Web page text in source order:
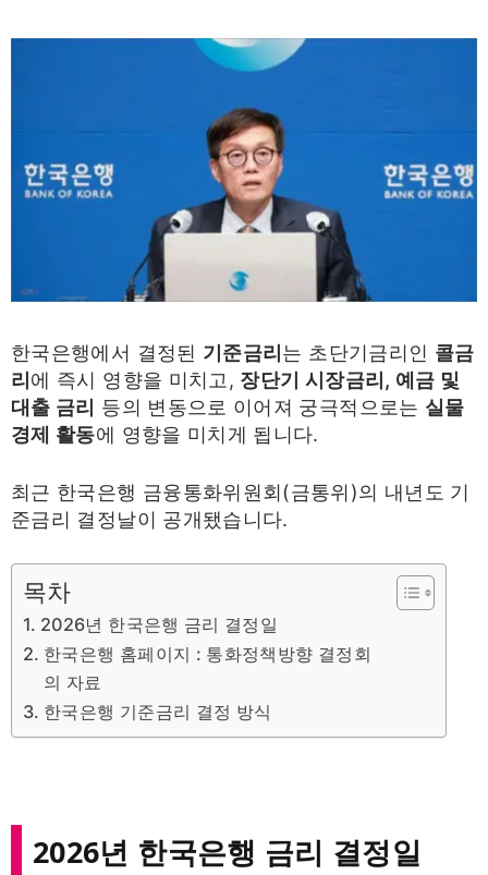
한국은행에서 결정된 기준금리 는 초단기금리인 콜금
리 에 즉시 영향을 미치고, 장단기 시장금리, 예금 및
대출 금리 등의 변동으로 이어져 궁극적으로는 실물
경제 활동에 영향을 미치게 됩니다.
최근 한국은행 금융통화위원회(금통위)의 내년도 기
준금리 결정날이 공개됐습니다.
목차
2026년 한국은행 금리 결정일
한국은행 홈페이지 : 통화정책방향 결정회
의 자료
한국은행 기준금리 결정 방식
2026년 한국은행 금리 결정일